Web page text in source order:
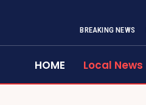
BREAKING NEWS
HOME Local News